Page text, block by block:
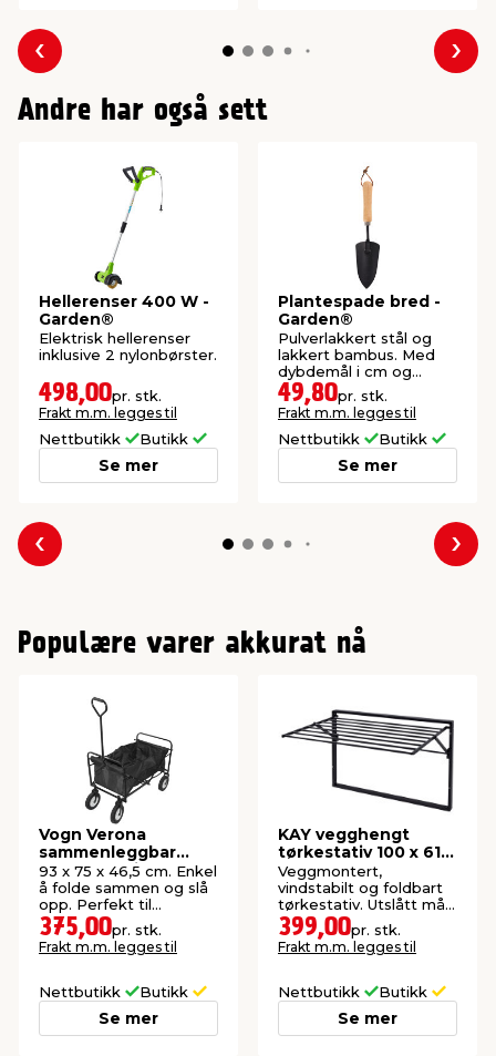
Forrige
Andre har også sett
Hellerenser 400 W -
Garden®
Elektrisk hellerenser
inklusive 2 nylonbørster.
498,00pr. stk.
Frakt m.m. legges til
Nettbutikk Butikk
Se mer
Plantespade bred -
Garden®
Pulverlakkert stål og
lakkert bambus. Med
dybdemål i cm og
tommer.
49,80pr. stk.
Frakt m.m. legges til
Nettbutikk Butikk
Se mer
Forrige
Populære varer akkurat nå
Vogn Verona
sammenleggbar
svart - Sunlife®
93 x 75 x 46,5 cm. Enkel
å folde sammen og slå
opp. Perfekt til
utflukter og aktiviteter.
Maks belastning: 70 kg.
375,00pr. stk.
Frakt m.m. legges til
Nettbutikk Butikk
Se mer
KAY vegghengt
tørkestativ 100 x 61 x
68 cm - svart
Veggmontert,
vindstabilt og foldbart
tørkestativ. Utslått mål:
D: 61 x B: 100 x H: 68
cm.
399,00pr. stk.
Frakt m.m. legges til
Nettbutikk Butikk
Se mer